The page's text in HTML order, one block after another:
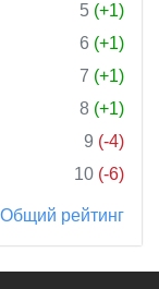
5 (+1)
6 (+1)
7 (+1)
8 (+1)
9 (-4)
10 (-6)
Общий рейтинг